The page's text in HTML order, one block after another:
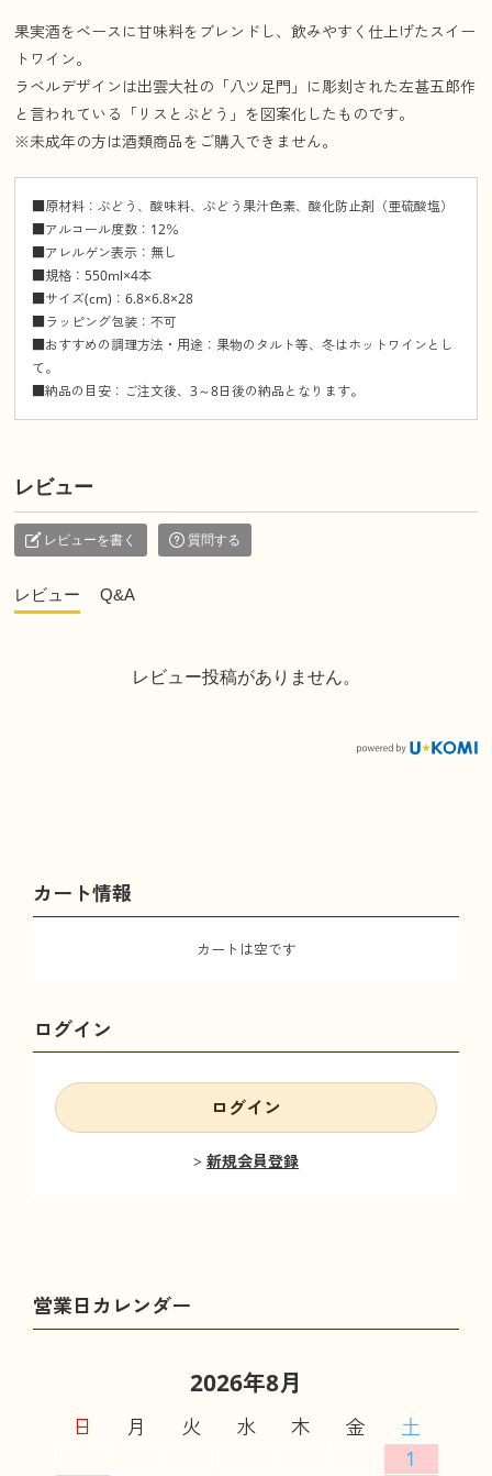
果実酒をベースに甘味料をブレンドし、飲みやすく仕上げたスイー
トワイン。
ラベルデザインは出雲大社の「八ツ足門」に彫刻された左甚五郎作
と言われている「リスとぶどう」を図案化したものです。
※未成年の方は酒類商品をご購入できません。
■原材料：ぶどう、酸味料、ぶどう果汁色素、酸化防止剤（亜硫酸塩）
■アルコール度数：12％
■アレルゲン表示：無し
■規格：550ml×4本
■サイズ(cm)：6.8×6.8×28
■ラッピング包装：不可
■おすすめの調理方法・用途：果物のタルト等、冬はホットワインとし
て。
■納品の目安：ご注文後、3～8日後の納品となります。
レビュー
レビューを書く 質問する
レビュー Q&A
レビュー投稿がありません。
カート情報
カートは空です
ログイン
ログイン
新規会員登録
2026年8月
日 月 火 水 木 金
土
1